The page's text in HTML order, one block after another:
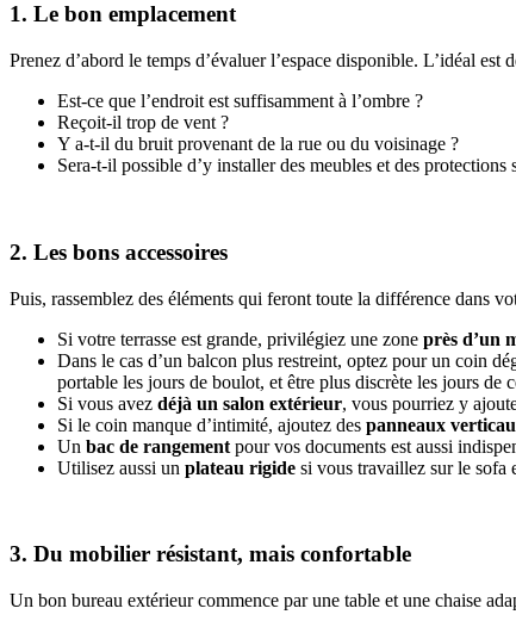
1. Le bon emplacement
Prenez d’abord le temps d’évaluer l’espace disponible. L’idéal
Est-ce que l’endroit est suffisamment à l’ombre ?
Reçoit-il trop de vent ?
Y a-t-il du bruit provenant de la rue ou du voisinage ?
Sera-t-il possible d’y installer des meubles et des protections
2. Les bons accessoires
Puis, rassemblez des éléments qui feront toute la différence dans
Si votre terrasse est grande, privilégiez une zone près d’un
Dans le cas d’un balcon plus restreint, optez pour un coin
portable les jours de boulot, et être plus discrète les jours de
Si vous avez déjà un salon extérieur, vous pourriez y
Si le coin manque d’intimité, ajoutez des panneaux
Un bac de rangement pour vos documents est aussi
Utilisez aussi un plateau rigide si vous travaillez sur le sofa
3. Du mobilier résistant, mais confortable
Un bon bureau extérieur commence par une table et une chaise